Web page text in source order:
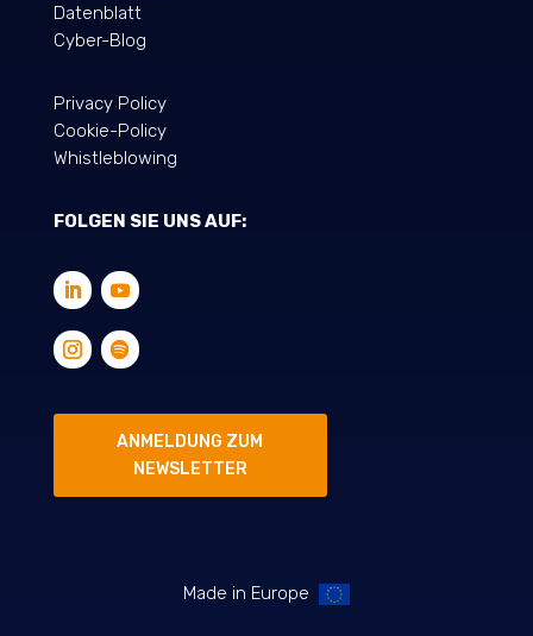
Datenblatt
Cyber-Blog
Privacy Policy
Cookie-Policy
Whistleblowing
FOLGEN SIE UNS AUF:
ANMELDUNG ZUM
NEWSLETTER
Made in Europe